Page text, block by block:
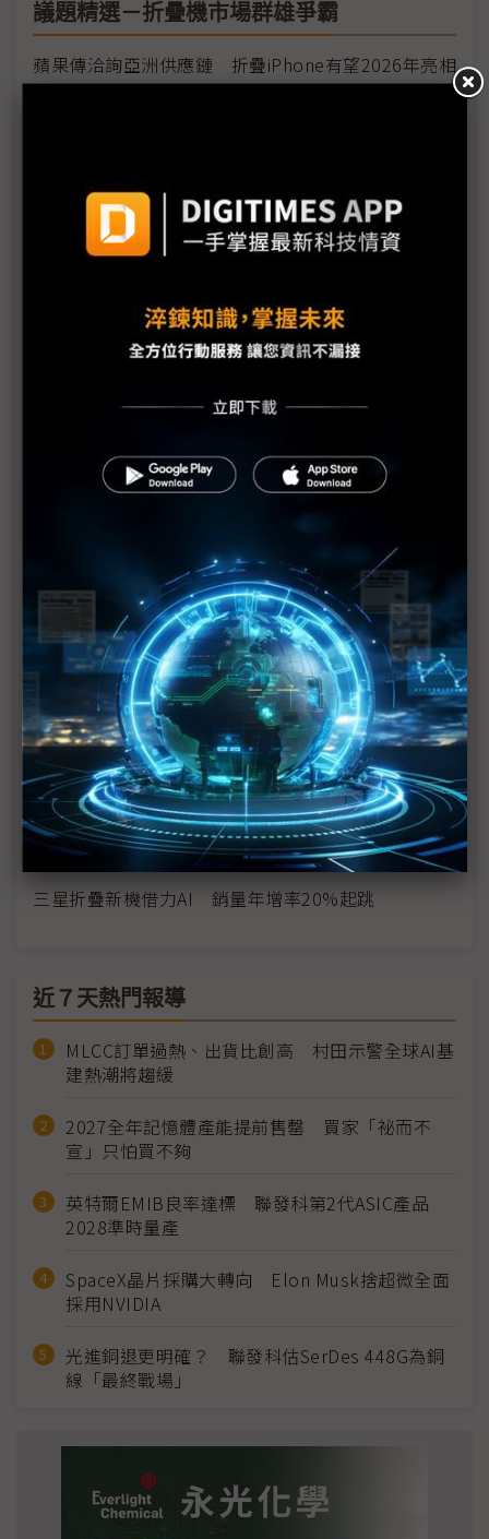
議題精選－折疊機市場群雄爭霸
蘋果傳洽詢亞洲供應鏈 折疊iPhone有望2026年亮相
三星取得旋轉式顯示器設計專利 與樂金Wing有何差
三星折疊機走入成熟 但已不再新奇
小米新品創新低價 折疊機銷售添柴火
折疊機競局再擴大 AI加持下2H出貨有望超預期
三星新折疊機採字節跳動AI模型 中國市場競爭加劇
【科技聽IC逐字稿】拿折疊機更容易被搭訕？
對抗中國折疊機大軍 三星超薄高階機成殺手鐧
蘋果傳將推折疊iPhone 對三星有弊也有利
蘋果攜SDC開發折疊機 可能偏「書本式」設計
折疊iPhone大餅香餑餑 台系FCCL只能垂涎？
中國手機動能不墜 折疊機需求供應鏈有感
三星折疊新機借力AI 銷量年增率20%起跳
近７天熱門報導
MLCC訂單過熱、出貨比創高 村田示警全球AI基
建熱潮將趨緩
2027全年記憶體產能提前售罄 買家「祕而不
宣」只怕買不夠
英特爾EMIB良率達標 聯發科第2代ASIC產品
2028準時量產
SpaceX晶片採購大轉向 Elon Musk捨超微全面
採用NVIDIA
光進銅退更明確？ 聯發科估SerDes 448G為銅
線「最終戰場」